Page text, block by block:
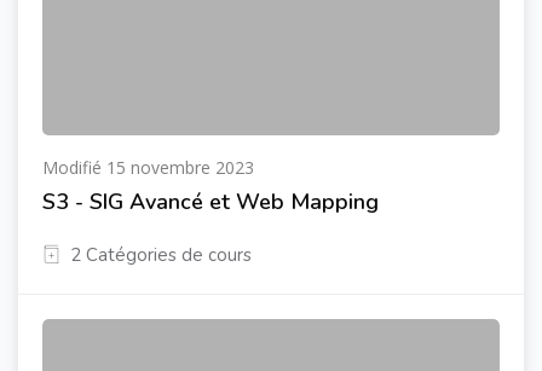
Modifié 15 novembre 2023
S3 - SIG Avancé et Web Mapping
2 Catégories de cours